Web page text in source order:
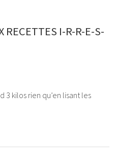
RECETTES I-R-R-E-S-
3 kilos rien qu’en lisant les